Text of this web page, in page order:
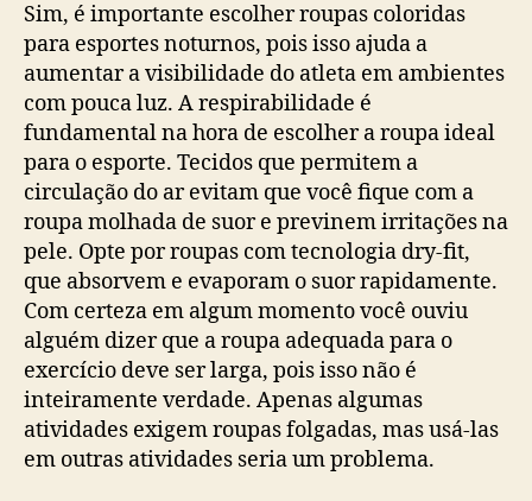
Sim, é importante escolher roupas coloridas
para esportes noturnos, pois isso ajuda a
aumentar a visibilidade do atleta em ambientes
com pouca luz. A respirabilidade é
fundamental na hora de escolher a roupa ideal
para o esporte. Tecidos que permitem a
circulação do ar evitam que você fique com a
roupa molhada de suor e previnem irritações na
pele. Opte por roupas com tecnologia dry-fit,
que absorvem e evaporam o suor rapidamente.
Com certeza em algum momento você ouviu
alguém dizer que a roupa adequada para o
exercício deve ser larga, pois isso não é
inteiramente verdade. Apenas algumas
atividades exigem roupas folgadas, mas usá-las
em outras atividades seria um problema.